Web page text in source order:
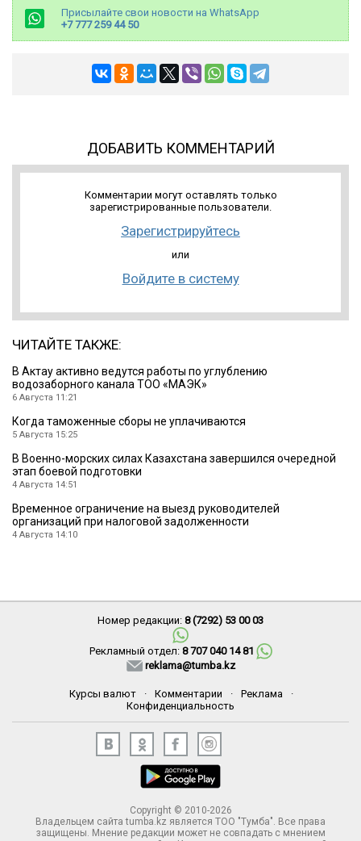
Присылайте свои новости на WhatsApp
+7 777 259 44 50
ДОБАВИТЬ КОММЕНТАРИЙ
Комментарии могут оставлять только
зарегистрированные пользователи.
Зарегистрируйтесь
или
Войдите в систему
ЧИТАЙТЕ ТАКЖЕ:
В Актау активно ведутся работы по углублению
водозаборного канала ТОО «МАЭК»
6 Августа 11:21
Когда таможенные сборы не уплачиваются
5 Августа 15:25
В Военно-морских силах Казахстана завершился очередной
этап боевой подготовки
4 Августа 14:51
Временное ограничение на выезд руководителей
организаций при налоговой задолженности
4 Августа 14:10
Номер редакции: 8 (7292) 53 00 03
Рекламный отдел: 8 707 040 14 81
reklama@tumba.kz
Курсы валют · Комментарии · Реклама
·
Конфиденциальность
Copyright © 2010-2026
Владельцем сайта tumba.kz является ТОО "Тумба". Все права
защищены. Мнение редакции может не совпадать с мнением